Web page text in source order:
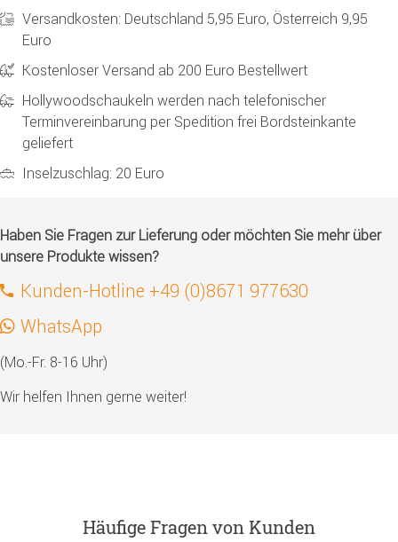
Versandkosten: Deutschland 5,95 Euro, Österreich 9,95
Euro
Kostenloser Versand ab 200 Euro Bestellwert
Hollywoodschaukeln werden nach telefonischer
Terminvereinbarung per Spedition frei Bordsteinkante
geliefert
Inselzuschlag: 20 Euro
Haben Sie Fragen zur Lieferung oder möchten Sie mehr über
unsere Produkte wissen?
Kunden-Hotline +49 (0)8671 977630
WhatsApp
(Mo.-Fr. 8-16 Uhr)
Wir helfen Ihnen gerne weiter!
Häufige Fragen von Kunden